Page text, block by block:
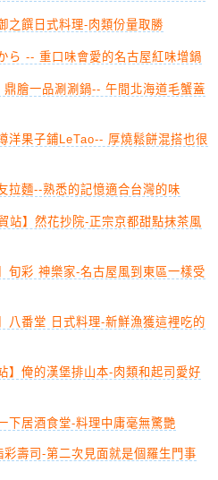
之饌日式料理-肉類份量取勝
ら -- 重口味會愛的名古屋紅味增鍋
鼎膾一品涮涮鍋-- 午間北海道毛蟹蓋
洋果子鋪LeTao-- 厚燒鬆餅混搭也很
拉麵--熟悉的記憶適合台灣的味
站】然花抄院-正宗京都甜點抹茶風
旬彩 神樂家-名古屋風到東區一樣受
八番堂 日式料理-新鮮漁獲這裡吃的
】俺的漢堡排山本-肉類和起司愛好
下居酒食堂-料理中庸毫無驚艷
彩壽司-第二次見面就是個羅生門事